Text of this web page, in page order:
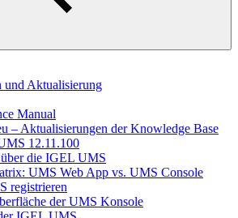
Aktualisierung
Manual
– Aktualisierungen der Knowledge Base
12.11.100
die IGEL UMS
UMS Web App vs. UMS Console
registrieren
der UMS Konsole